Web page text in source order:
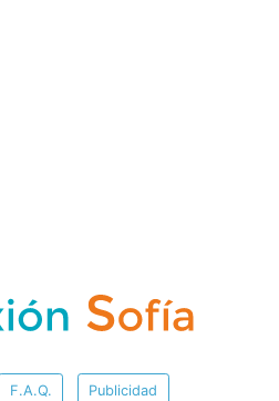
F.A.Q. Publicidad